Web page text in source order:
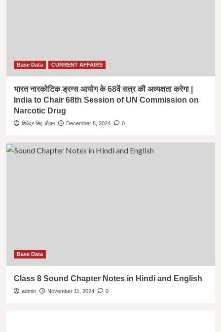
Base Data CURRENT AFFAIRS
भारत नारकोटिक ड्रग्स आयोग के 68वें सत्र की अध्यक्षता करेगा |
India to Chair 68th Session of UN Commission on
Narcotic Drug
शिवेंद्र सिंह चौहान December 8, 2024 0
Base Data
Class 8 Sound Chapter Notes in Hindi and English
admin November 11, 2024 0